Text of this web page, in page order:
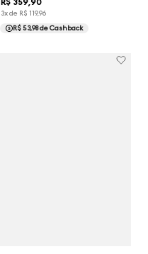
3x de R$ 119,96
R$ 53,98de Cashback